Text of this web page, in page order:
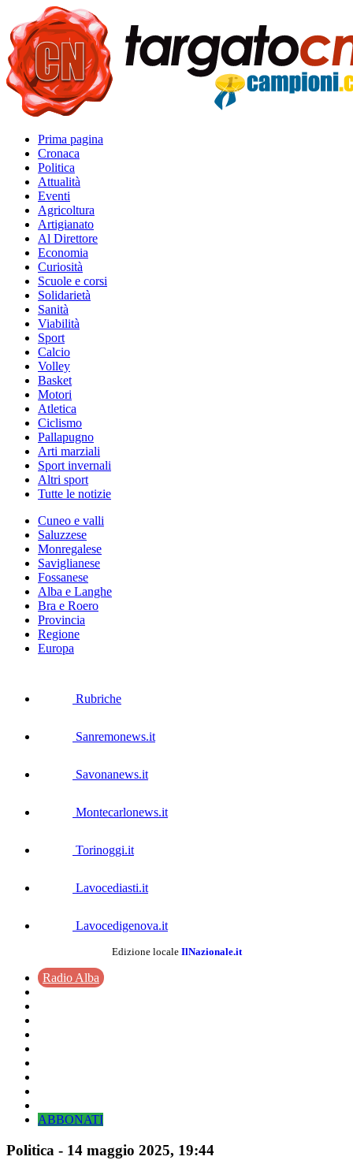
Prima pagina
Cronaca
Politica
Attualità
Eventi
Agricoltura
Artigianato
Al Direttore
Economia
Curiosità
Scuole e corsi
Solidarietà
Sanità
Viabilità
Sport
Calcio
Volley
Basket
Motori
Atletica
Ciclismo
Pallapugno
Arti marziali
Sport invernali
Altri sport
Tutte le notizie
Cuneo e valli
Saluzzese
Monregalese
Saviglianese
Fossanese
Alba e Langhe
Bra e Roero
Provincia
Regione
Europa
Rubriche
Sanremonews.it
Savonanews.it
Montecarlonews.it
Torinoggi.it
Lavocediasti.it
Lavocedigenova.it
Edizione locale IlNazionale.it
Radio Alba
ABBONATI
Politica - 14 maggio 2025, 19:44